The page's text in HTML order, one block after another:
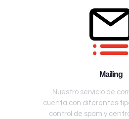
Mailing
Nuestro servicio de
cuenta con diferentes
control de spam y